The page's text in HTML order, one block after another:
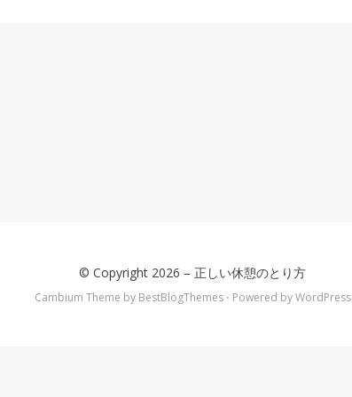
© Copyright 2026 – 正しい休憩のとり方
Cambium Theme by BestBlogThemes ⋅ Powered byWordPress